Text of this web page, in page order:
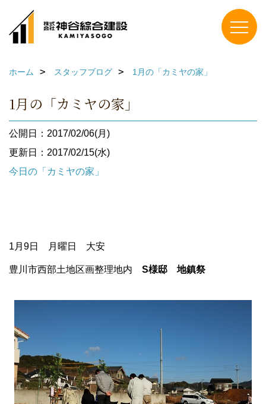
ホーム スタッフブログ 1月の「カミヤの家」
1月の「カミヤの家」
公開日：2017/02/06(月)
更新日：2017/02/15(水)
今日の「カミヤの家」
1月9日 月曜日 大安
豊川市西部土地区画整理地内 S様邸 地鎮祭